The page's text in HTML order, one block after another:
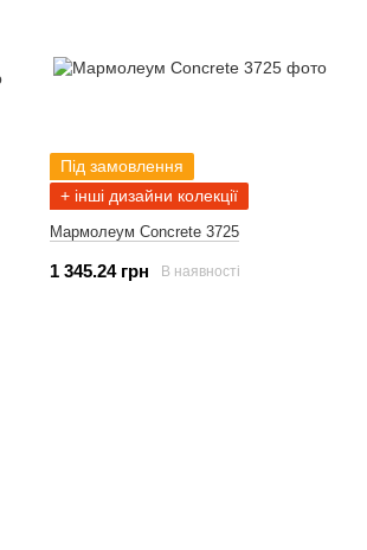
Під замовлення
+ інші дизайни колекції
Мармолеум Concrete 3725
1 345.24 грн В наявності